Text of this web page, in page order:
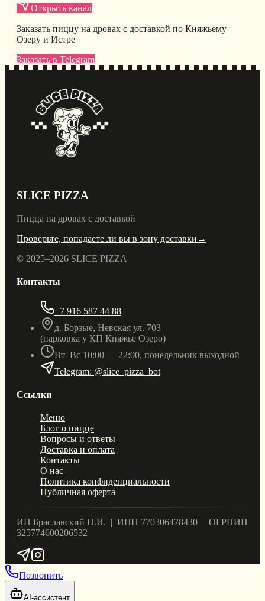
Открыть канал
Заказать пиццу на дровах с доставкой по Княжьему
Озеру и Истре
Заказать в Telegram
SLICE PIZZA
Пицца на дровах с доставкой
Проверьте, попадаете ли вы в зону доставки →
© 2025–2026 SLICE PIZZA
Контакты
+7 916 587 44 88
д. Борзые, Невская ул. 703
(парковка у КП Княжье Озеро)
Вт–Вс 10:00 — 22:00, понедельник выходной
Telegram: @slice_pizza_bot
Ссылки
Меню
Блог о пицце
Вопросы и ответы
Доставка и оплата
Контакты
О нас
Политика конфиденциальности
Публичная оферта
ИП Браславский П.И. | ИНН 770306478430 | ОГРНИП
325774600206532
Позвонить
AI-ассистент